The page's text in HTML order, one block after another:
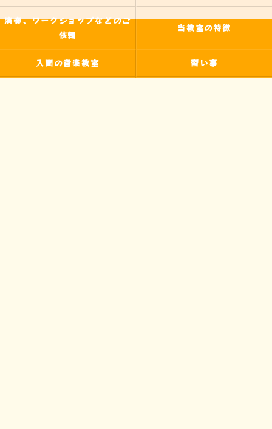
演奏、ワークショップなどのご
依頼
当教室の特徴
入間の音楽教室 習い事